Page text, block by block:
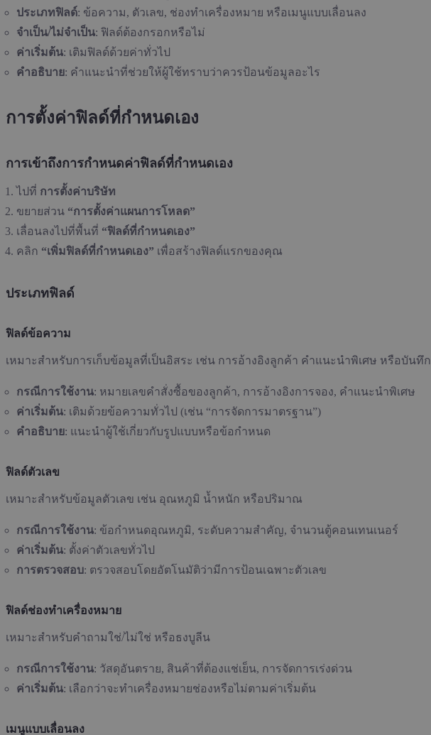
ประเภทฟิลด์: ข้อความ, ตัวเลข, ช่องทำเครื่องหมาย หรือเมนูแบบเลื่อนลง
จำเป็น/ไม่จำเป็น: ฟิลด์ต้องกรอกหรือไม่
ค่าเริ่มต้น: เติมฟิลด์ด้วยค่าทั่วไป
คำอธิบาย: คำแนะนำที่ช่วยให้ผู้ใช้ทราบว่าควรป้อนข้อมูลอะไร
การตั้งค่าฟิลด์ที่กำหนดเอง
การเข้าถึงการกำหนดค่าฟิลด์ที่กำหนดเอง
ไปที่ การตั้งค่าบริษัท
ขยายส่วน “การตั้งค่าแผนการโหลด”
เลื่อนลงไปที่พื้นที่ “ฟิลด์ที่กำหนดเอง”
คลิก “เพิ่มฟิลด์ที่กำหนดเอง” เพื่อสร้างฟิลด์แรกของคุณ
ประเภทฟิลด์
ฟิลด์ข้อความ
เหมาะสำหรับการเก็บข้อมูลที่เป็นอิสระ เช่น การอ้างอิงลูกค้า คำแนะนำพิเศษ หรือบันทึก
กรณีการใช้งาน: หมายเลขคำสั่งซื้อของลูกค้า, การอ้างอิงการจอง, คำแนะนำพิเศษ
ค่าเริ่มต้น: เติมด้วยข้อความทั่วไป (เช่น “การจัดการมาตรฐาน”)
คำอธิบาย: แนะนำผู้ใช้เกี่ยวกับรูปแบบหรือข้อกำหนด
ฟิลด์ตัวเลข
เหมาะสำหรับข้อมูลตัวเลข เช่น อุณหภูมิ น้ำหนัก หรือปริมาณ
กรณีการใช้งาน: ข้อกำหนดอุณหภูมิ, ระดับความสำคัญ, จำนวนตู้คอนเทนเนอร์
ค่าเริ่มต้น: ตั้งค่าตัวเลขทั่วไป
การตรวจสอบ: ตรวจสอบโดยอัตโนมัติว่ามีการป้อนเฉพาะตัวเลข
ฟิลด์ช่องทำเครื่องหมาย
เหมาะสำหรับคำถามใช่/ไม่ใช่ หรือธงบูลีน
กรณีการใช้งาน: วัสดุอันตราย, สินค้าที่ต้องแช่เย็น, การจัดการเร่งด่วน
ค่าเริ่มต้น: เลือกว่าจะทำเครื่องหมายช่องหรือไม่ตามค่าเริ่มต้น
เมนูแบบเลื่อนลง